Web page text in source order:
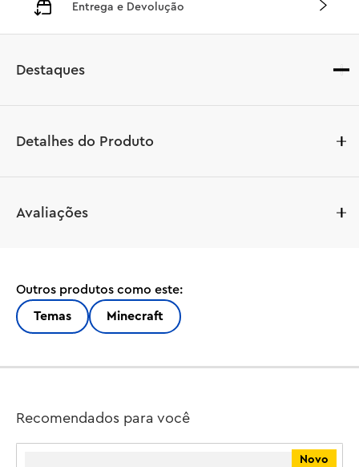
Entrega e Devolução
Destaques
Detalhes do Produto
Avaliações
Outros produtos como este:
Temas Minecraft
Recomendados para você
Novo